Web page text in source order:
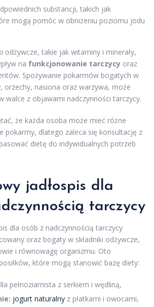
substancji, takich jak
mogą pomóc w obniżeniu poziomu jodu
odżywcze, takie jak witaminy i minerały,
na funkcjonowanie tarczycy oraz
Spożywanie pokarmów bogatych w
orzechy, nasiona oraz warzywa, może
walce z objawami nadczynności tarczycy.
że każda osoba może mieć różne
pokarmy, dlatego zaleca się konsultację z
dietę do indywidualnych potrzeb
jadłospis dla
tarczycy
dla osób z nadczynnością tarczycy
oraz bogaty w składniki odżywcze,
i równowagę organizmu. Oto
które mogą stanowić bazę diety:
pełnoziarnista z serkiem i wędliną,
jogurt naturalny z płatkami i owocami,